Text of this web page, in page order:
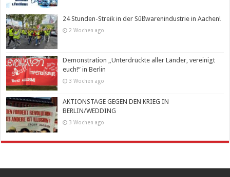
24 Stunden-Streik in der Süßwarenindustrie in Aachen!
2 Wochen ago
Demonstration „Unterdrückte aller Länder, vereinigt
euch!“ in Berlin
3 Wochen ago
AKTIONSTAGE GEGEN DEN KRIEG IN
BERLIN/WEDDING
3 Wochen ago